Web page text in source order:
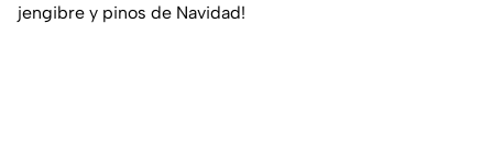
jengibre y pinos de Navidad!